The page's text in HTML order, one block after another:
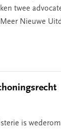
twee
Nieuwe
is